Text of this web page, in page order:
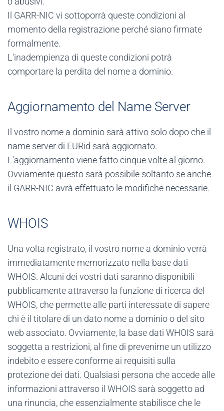
Il GARR-NIC vi sottoporrà queste condizioni al
momento della registrazione perché siano firmate
formalmente.
L'inadempienza di queste condizioni potrà
comportare la perdita del nome a dominio.
Aggiornamento del Name Server
Il vostro nome a dominio sarà attivo solo dopo che il
name server di EURid sarà aggiornato.
L'aggiornamento viene fatto cinque volte al giorno.
Ovviamente questo sarà possibile soltanto se anche
il GARR-NIC avrà effettuato le modifiche necessarie.
WHOIS
Una volta registrato, il vostro nome a dominio verrà
immediatamente memorizzato nella base dati
WHOIS. Alcuni dei vostri dati saranno disponibili
pubblicamente attraverso la funzione di ricerca del
WHOIS, che permette alle parti interessate di sapere
chi è il titolare di un dato nome a dominio o del sito
web associato. Ovviamente, la base dati WHOIS sarà
soggetta a restrizioni, al fine di prevenirne un utilizzo
indebito e essere conforme ai requisiti sulla
protezione dei dati. Qualsiasi persona che accede alle
informazioni attraverso il WHOIS sarà soggetto ad
una rinuncia, che essenzialmente stabilisce che le